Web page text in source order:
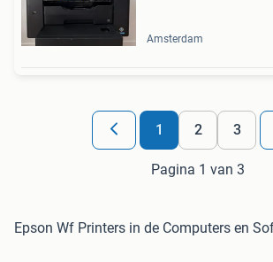
Amsterdam
1 2 3
Pagina 1 van 3
Epson Wf Printers in de Computers en